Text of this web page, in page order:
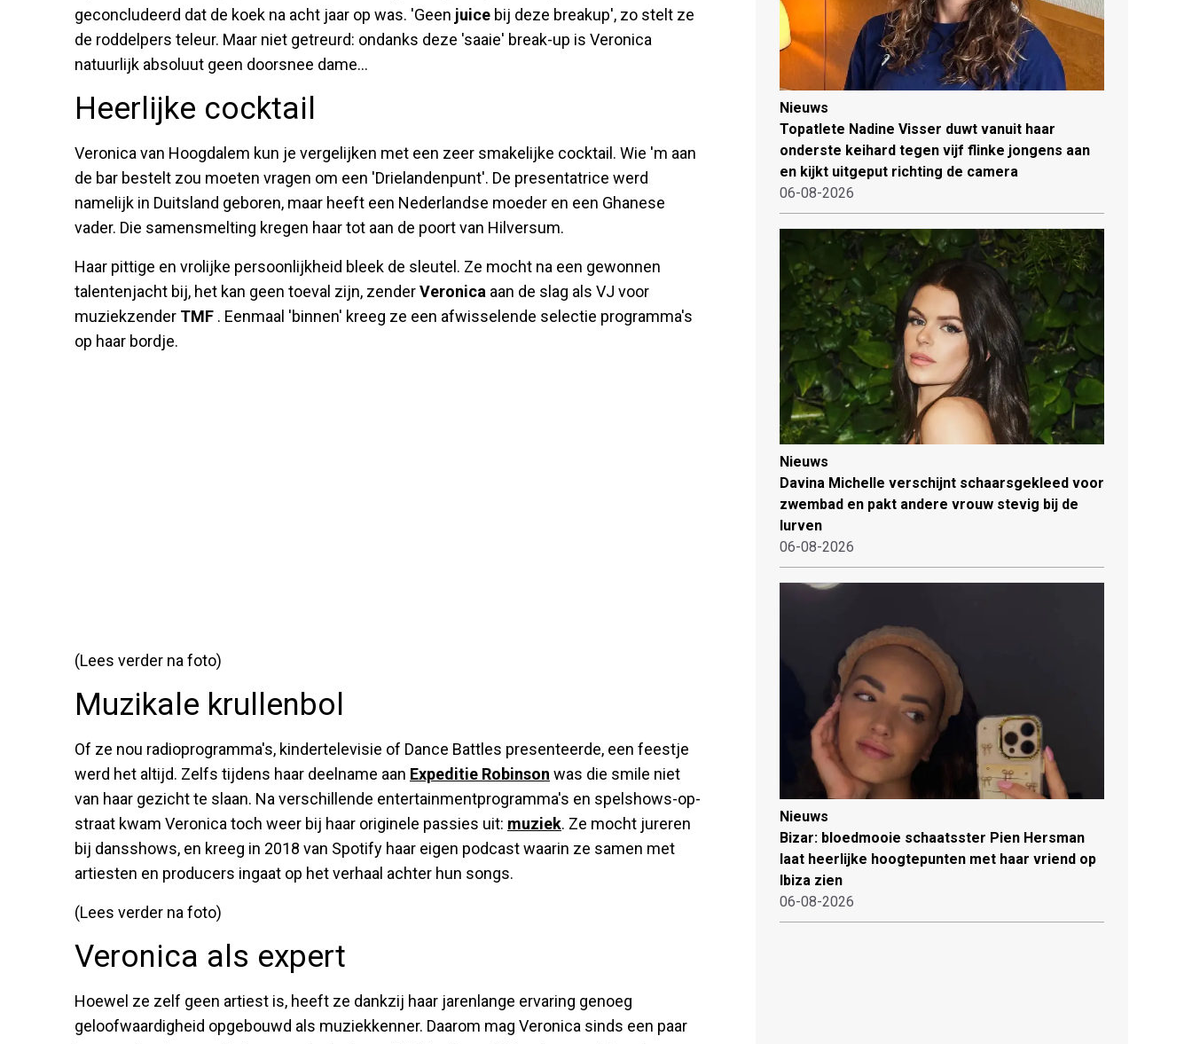
geconcludeerd dat de koek na acht jaar op was. 'Geen juice bij deze breakup', zo stelt ze
de roddelpers teleur. Maar niet getreurd: ondanks deze 'saaie' break-up is Veronica
natuurlijk absoluut geen doorsnee dame...
Heerlijke cocktail
Veronica van Hoogdalem kun je vergelijken met een zeer smakelijke cocktail. Wie 'm aan
de bar bestelt zou moeten vragen om een 'Drielandenpunt'. De presentatrice werd
namelijk in Duitsland geboren, maar heeft een Nederlandse moeder en een Ghanese
vader. Die samensmelting kregen haar tot aan de poort van Hilversum.
Haar pittige en vrolijke persoonlijkheid bleek de sleutel. Ze mocht na een gewonnen
talentenjacht bij, het kan geen toeval zijn, zenderVeronica aan de slag als VJ voor
muziekzender TMF . Eenmaal 'binnen' kreeg ze een afwisselende selectie programma's
op haar bordje.
(Lees verder na foto)
Muzikale krullenbol
Of ze nou radioprogramma's, kindertelevisie of Dance Battles presenteerde, een feestje
werd het altijd. Zelfs tijdens haar deelname aan Expeditie Robinson was die smile niet
van haar gezicht te slaan. Na verschillende entertainmentprogramma's en spelshows-op-
straat kwam Veronica toch weer bij haar originele passies uit: muziek. Ze mocht jureren
bij dansshows, en kreeg in 2018 van Spotify haar eigen podcast waarin ze samen met
artiesten en producers ingaat op het verhaal achter hun songs.
(Lees verder na foto)
Veronica als expert
Hoewel ze zelf geen artiest is, heeft ze dankzij haar jarenlange ervaring genoeg
geloofwaardigheid opgebouwd als muziekkenner. Daarom mag Veronica sinds een paar
Nieuws
Topatlete Nadine Visser duwt vanuit haar
onderste keihard tegen vijf flinke jongens aan
en kijkt uitgeput richting de camera
06-08-2026
Nieuws
Davina Michelle verschijnt schaarsgekleed voor
zwembad en pakt andere vrouw stevig bij de
lurven
06-08-2026
Nieuws
Bizar: bloedmooie schaatsster Pien Hersman
laat heerlijke hoogtepunten met haar vriend op
Ibiza zien
06-08-2026